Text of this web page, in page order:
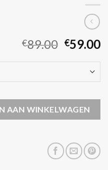
€89.00 €59.00
AAN WINKELWAGEN